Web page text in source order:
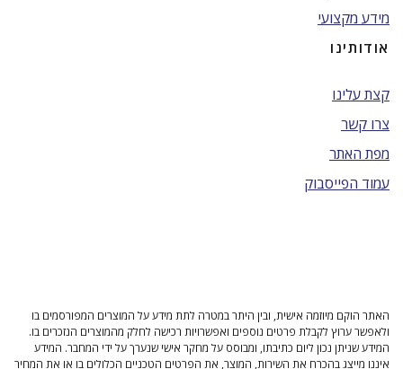
מידע מקצועי
אודותינו
קצת עלינו
צרו קשר
מפת האתר
עמוד הפייסבוק
האתר הוקם מיוזמה אישית, ובין היתר במטרה לתת מידע על המוצרים המפורסמים בו
ולאפשר ערוץ לקבלת פרטים נוספים ואפשרויות רכישה לחלק מהמוצרים הנזכרים בו.
המידע שניתן נכון ליום כתיבתו, ומבוסס על מחקר אישי שנערך על ידי המחבר. המידע
איננו מייצג בהכרח את השירות, המוצר, את הפרטים הטכניים הכלולים בו או את המחיר